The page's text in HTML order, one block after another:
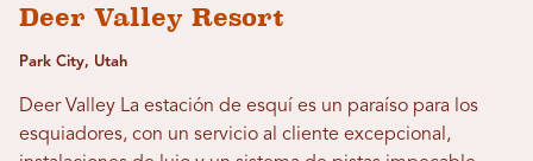
Deer Valley Resort
Park City, Utah
Deer Valley La estación de esquí es un paraíso para los
esquiadores, con un servicio al cliente excepcional,